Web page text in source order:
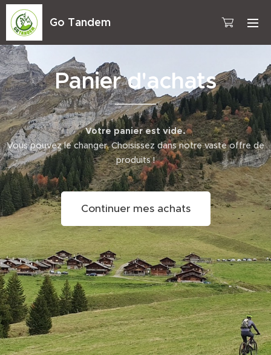
Go Tandem
Panier d'achats
Votre panier est vide.
Vous pouvez le changer. Choisissez dans notre vaste offre de
produits !
Continuer mes achats